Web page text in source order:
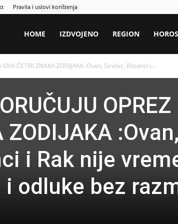
Pravila i uslovi korištenja
HOME IZDVOJENO REGION
OVA ČETIRI ZNAKA ZODIJAKA :Ovan, Strelac, Blizanci i...
ZODIJAKA :Ovan,
i Rak nije
odluke bez